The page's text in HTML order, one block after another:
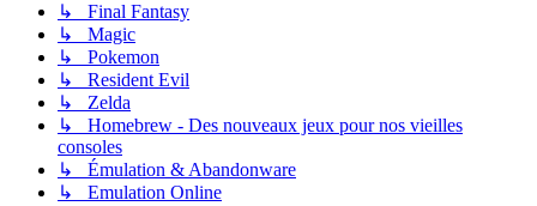
↳ Final Fantasy
↳ Magic
↳ Pokemon
↳ Resident Evil
↳ Zelda
↳ Homebrew - Des nouveaux jeux pour nos vieilles
consoles
↳ Émulation & Abandonware
↳ Emulation Online